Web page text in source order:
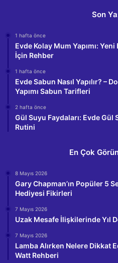
Son
1 hafta önce
Evde Kolay Mum Yapımı:
İçin Rehber
1 hafta önce
Evde Sabun Nasıl Yapılır? –
Yapımı Sabun Tarifleri
2 hafta önce
Gül Suyu Faydaları: Evde Gül
Rutini
En Çok
8 Mayıs 2026
Gary Chapman’ın Popüler 5
Hediyesi Fikirleri
7 Mayıs 2026
Uzak Mesafe İlişkilerinde Yıl
7 Mayıs 2026
Lamba Alırken Nelere Dikkat
Watt Rehberi